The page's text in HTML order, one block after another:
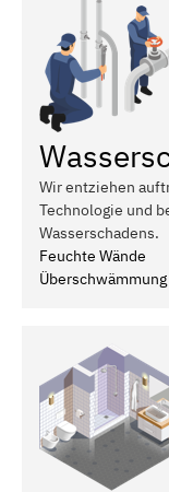
Wir entziehen
Technologie und
Wasserschadens.
Feuchte Wände
Überschwämmung